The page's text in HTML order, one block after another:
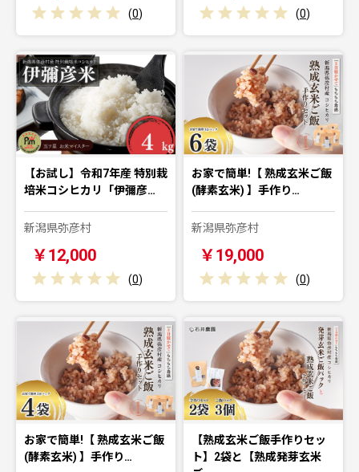
(0) (0)
【お試し】令和7年産 特別栽
培米コシヒカリ「伊彌彦…
新潟県弥彦村
￥12,000
(0)
お家で簡単!【 熟成玄米ご飯
(酵素玄米) 】手作り…
新潟県弥彦村
￥19,000
(0)
お家で簡単!【 熟成玄米ご飯
(酵素玄米) 】手作り…
【熟成玄米ご飯手作りセッ
ト】2袋と【熟成発芽玄米